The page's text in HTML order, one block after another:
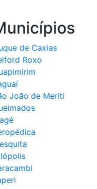
de Caxias
Roxo
João de Meriti